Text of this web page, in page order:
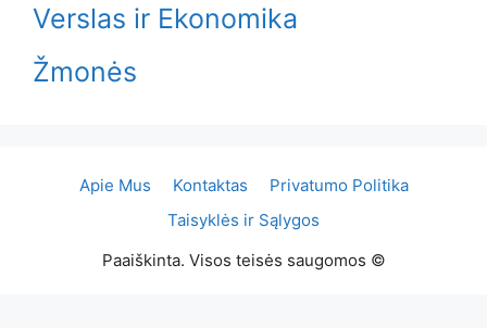
Verslas ir Ekonomika
Žmonės
Apie Mus Kontaktas
Privatumo Politika
Taisyklės ir Sąlygos
Paaiškinta. Visos teisės saugomos ©